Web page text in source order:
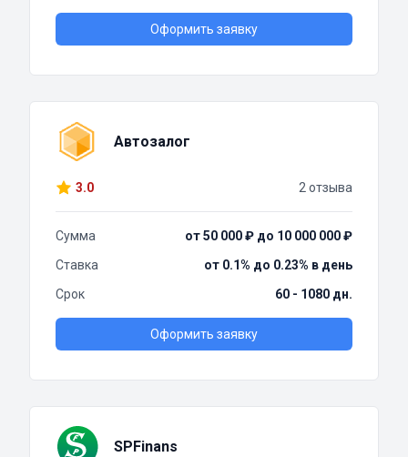
Оформить заявку
Автозалог
3.0 2 отзыва
Сумма
от 50 000 ₽ до 10 000 000 ₽
Ставка
от 0.1% до 0.23% в день
Срок
60 - 1080 дн.
Оформить заявку
SPFinans